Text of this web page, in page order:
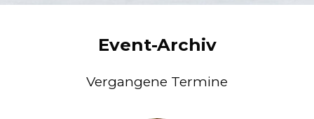
Event-Archiv
Vergangene Termine